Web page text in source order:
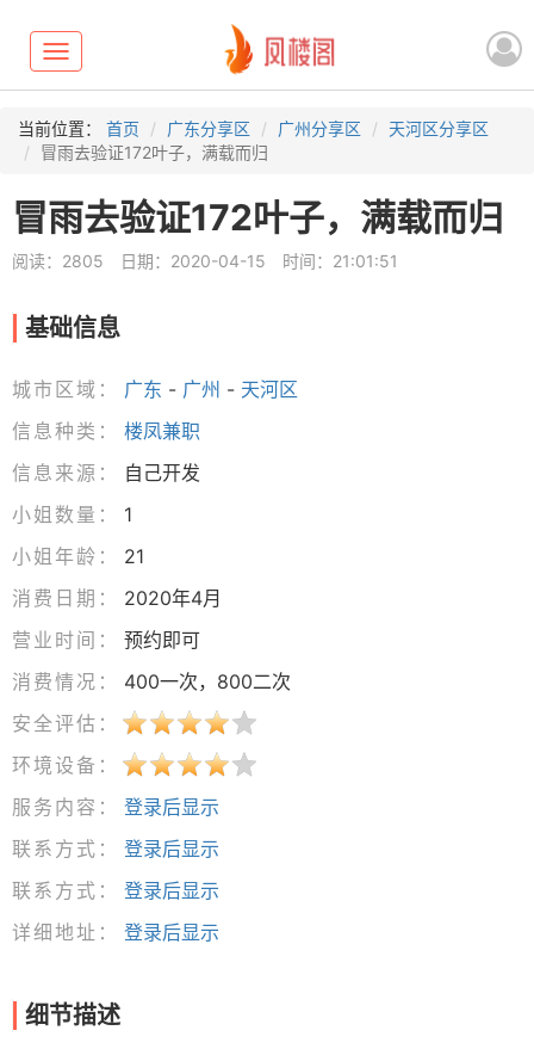
Toggle
navigation
当前位置： 首页 广东分享区 广州分享区
天河区分享区
冒雨去验证172叶子，满载而归
冒雨去验证172叶子，满载而归
阅读：2805 日期：2020-04-15 时间：21:01:51
基础信息
城市区域： 广东 - 广州 - 天河区
信息种类：
楼凤兼职
信息来源：
自己开发
小姐数量：
1
小姐年龄：
21
消费日期：
2020年4月
营业时间：
预约即可
消费情况：
400一次，800二次
安全评估：
环境设备：
服务内容：
登录后显示
联系方式：
登录后显示
联系方式：
登录后显示
详细地址：
登录后显示
细节描述